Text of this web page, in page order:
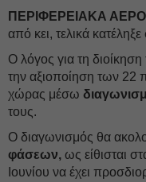
ΠΕΡΙΦΕΡΕΙΑΚΑ
από κει, τελικά
Ο λόγος για τη διοίκηση
την αξιοποίηση των 22
χώρας μέσω
τους.
Ο διαγωνισμός θα
φάσεων, ως είθισται
Ιουνίου να έχει